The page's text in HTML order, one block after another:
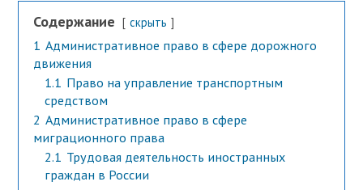
Содержание скрыть
1 Административное право в сфере дорожного
движения
1.1 Право на управление транспортным
средством
2 Административное право в сфере
миграционного права
2.1 Трудовая деятельность иностранных
граждан в России